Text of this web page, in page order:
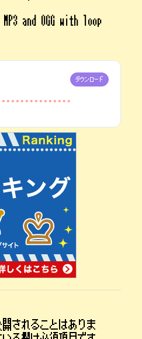
and OGG with loop
ダウンロード
されることはありま